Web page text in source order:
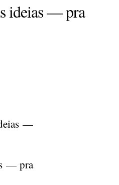
ideias — pra
—
— pra